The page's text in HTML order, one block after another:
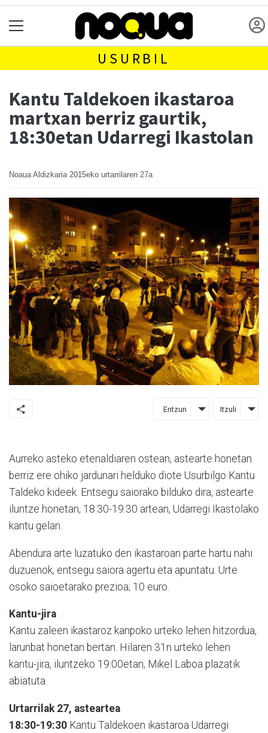
USURBIL
Kantu Taldekoen ikastaroa
martxan berriz gaurtik,
18:30etan Udarregi Ikastolan
Noaua Aldizkaria 2015eko urtarrilaren 27a
Entzun Itzuli
Aurreko asteko etenaldiaren ostean, astearte honetan
berriz ere ohiko jardunari helduko diote Usurbilgo Kantu
Taldeko kideek. Entsegu saiorako bilduko dira, astearte
iluntze honetan, 18:30-19:30 artean, Udarregi Ikastolako
kantu gelan.
Abendura arte luzatuko den ikastaroan parte hartu nahi
duzuenok, entsegu saiora agertu eta apuntatu. Urte
osoko saioetarako prezioa; 10 euro.
Kantu-jira
Kantu zaleen ikastaroz kanpoko urteko lehen hitzordua,
larunbat honetan bertan. Hilaren 31n urteko lehen
kantu-jira, iluntzeko 19:00etan, Mikel Laboa plazatik
abiatuta.
Urtarrilak 27, asteartea
18:30-19:30 Kantu Taldekoen ikastaroa Udarregi